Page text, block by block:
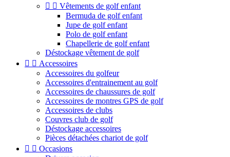
  Vêtements de golf enfant
Bermuda de golf enfant
Jupe de golf enfant
Polo de golf enfant
Chapellerie de golf enfant
Déstockage vêtement de golf
  Accessoires
Accessoires du golfeur
Accessoires d'entrainement au golf
Accessoires de chaussures de golf
Accessoires de montres GPS de golf
Accessoires de clubs
Couvres club de golf
Déstockage accessoires
Pièces détachées chariot de golf
  Occasions